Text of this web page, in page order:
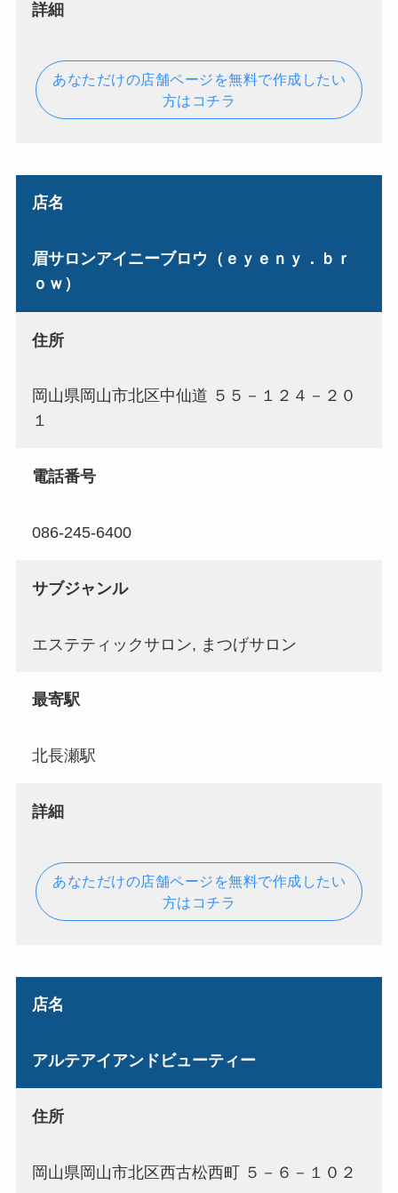
詳細
あなただけの店舗ページを無料で作成したい
方はコチラ
店名
眉サロンアイニーブロウ（ｅｙｅｎｙ．ｂｒ
ｏｗ）
住所
岡山県岡山市北区中仙道 ５５－１２４－２０
１
電話番号
086-245-6400
サブジャンル
エステティックサロン, まつげサロン
最寄駅
北長瀬駅
詳細
あなただけの店舗ページを無料で作成したい
方はコチラ
店名
アルテアイアンドビューティー
住所
岡山県岡山市北区西古松西町 ５－６－１０２